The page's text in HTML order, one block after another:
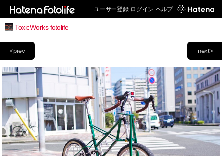
ユーザー登録 ログイン ヘルプ
ToxicWorks fotolife
next>
<prev